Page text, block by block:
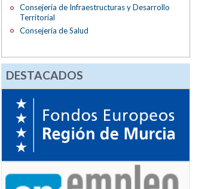
Consejería de Infraestructuras y Desarrollo
Territorial
Consejería de Salud
DESTACADOS